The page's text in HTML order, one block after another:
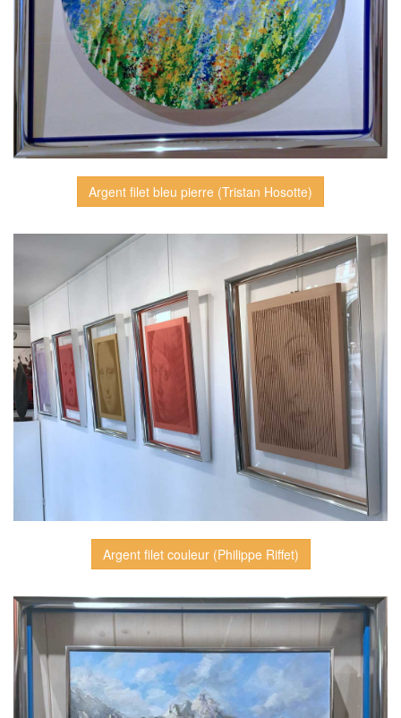
Argent filet bleu pierre (Tristan Hosotte)
Argent filet couleur (Philippe Riffet)